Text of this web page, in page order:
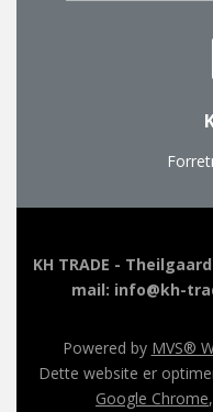
KH TRADE -
mail: info@kh-
Powered by MVS®
Dette website er
Google Chrome,